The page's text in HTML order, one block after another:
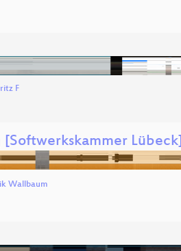
F
Lübeck]
Wallbaum